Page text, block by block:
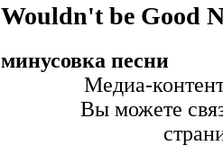
Wouldn't be Good
минусовка песни
Медиа-
Вы можете